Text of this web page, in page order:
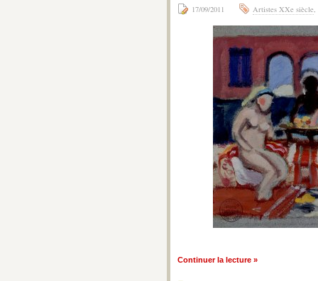
17/09/2011 Artistes XXe siècle,
Continuer la lecture »